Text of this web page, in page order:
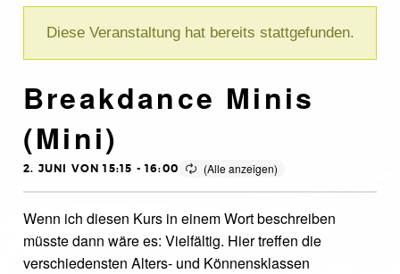
Diese Veranstaltung hat bereits stattgefunden.
Breakdance Minis
(Mini)
2. JUNI VON 15:15 -16:00
Wenn ich diesen Kurs in einem Wort beschreiben
müsste dann wäre es: Vielfältig. Hier treffen die
verschiedensten Alters- und Könnensklassen